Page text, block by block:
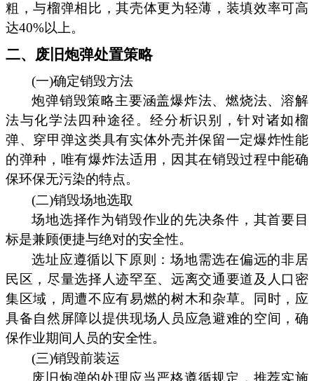
粗，与榴弹相比，其壳体更为轻薄，装填效率可高
达40%以上。
二、废旧炮弹处置策略
(一)确定销毁方法
炮弹销毁策略主要涵盖爆炸法、燃烧法、溶解
法与化学法四种途径。经分析识别，针对诸如榴
弹、穿甲弹这类具有实体外壳并保留一定爆炸性能
的弹种，唯有爆炸法适用，因其在销毁过程中能确
保环保无污染的特点。
(二)销毁场地选取
场地选择作为销毁作业的先决条件，其首要目
标是兼顾便捷与绝对的安全性。
选址应遵循以下原则：场地需选在偏远的非居
民区，尽量选择人迹罕至、远离交通要道及人口密
集区域，周遭不应有易燃的树木和杂草。同时，应
具备自然屏障以提供现场人员应急避难的空间，确
保作业期间人员的安全性。
(三)销毁前装运
废旧炮弹的处理应当严格遵循规定，推荐实施